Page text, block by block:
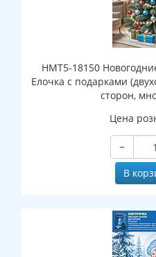
НМТ5-18150
Елочка с подарками
сторон,
Цена
−
В